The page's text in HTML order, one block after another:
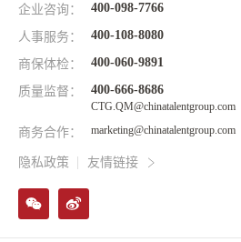
企业咨询： 400-098-7766
人事服务： 400-108-8080
商保体检： 400-060-9891
质量监督： 400-666-8686
CTG.QM@chinatalentgroup.com
商务合作： marketing@chinatalentgroup.com
隐私政策 友情链接